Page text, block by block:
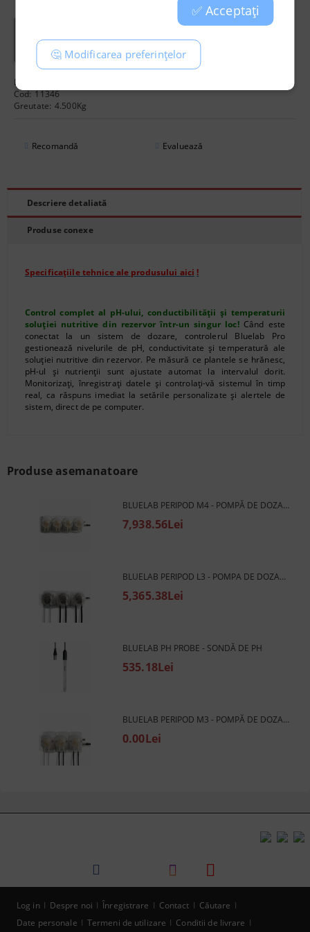
Controler Bluelab Pro, controler automat de pH și EC,
controler pentru soluție nutritivă, monitorizare acvariu,
alarme pH EC, controler Wi-Fi
Producător:
Cod: 11346
Greutate: 4.500Kg
Recomandă Evaluează
Descriere detaliată
Produse conexe
Specificațiile tehnice ale produsului aici !
Control complet al pH-ului, conductibilității și temperaturii
soluției nutritive din rezervor într-un singur loc!Când este
conectat la un sistem de dozare, controlerul Bluelab Pro
gestionează nivelurile de pH, conductivitate și temperatură ale
soluției nutritive din rezervor. Pe măsură ce plantele se hrănesc,
pH-ul și nutrienții sunt ajustate automat la intervalul dorit.
Monitorizați, înregistrați datele și controlați-vă sistemul în timp
real, ca răspuns imediat la setările personalizate și alertele de
sistem, direct de pe computer.
Produse asemanatoare
BLUELAB PERIPOD M4 - POMPĂ DE DOZARE PERISTALTICĂ PENTRU CONTROLER DE PH (120 ML/MIN)
7,938.56Lei
BLUELAB PERIPOD L3 - POMPA DE DOZARE PERISTALTICA PENTRU REGULATOR DE PH (1200ML/MIN)
5,365.38Lei
BLUELAB PH PROBE - SONDĂ DE PH
535.18Lei
BLUELAB PERIPOD M3 - POMPĂ DE DOZARE PERISTALTICĂ PENTRU REGULATOR DE PH (120 ML/MIN)
0.00Lei
Log in Despre noi Înregistrare Contact
Căutare
Date personale
Termeni de utilizare Conditii de livrare
✅ Acceptați
🤔 Modificarea preferințelor